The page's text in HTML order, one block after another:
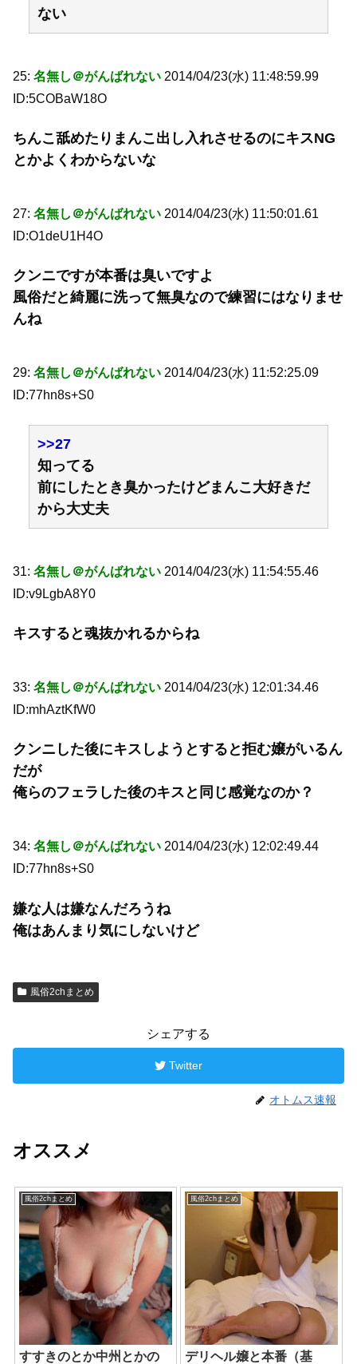
ない
25: 名無し＠がんばれない 2014/04/23(水) 11:48:59.99
ID:5COBaW18O
ちんこ舐めたりまんこ出し入れさせるのにキスNG
とかよくわからないな
27: 名無し＠がんばれない 2014/04/23(水) 11:50:01.61
ID:O1deU1H4O
クンニですが本番は臭いですよ
風俗だと綺麗に洗って無臭なので練習にはなりませ
んね
29: 名無し＠がんばれない 2014/04/23(水) 11:52:25.09
ID:77hn8s+S0
>>27
知ってる
前にしたとき臭かったけどまんこ大好きだ
から大丈夫
31: 名無し＠がんばれない 2014/04/23(水) 11:54:55.46
ID:v9LgbA8Y0
キスすると魂抜かれるからね
33: 名無し＠がんばれない 2014/04/23(水) 12:01:34.46
ID:mhAztKfW0
クンニした後にキスしようとすると拒む嬢がいるん
だが
俺らのフェラした後のキスと同じ感覚なのか？
34: 名無し＠がんばれない 2014/04/23(水) 12:02:49.44
ID:77hn8s+S0
嫌な人は嫌なんだろうね
俺はあんまり気にしないけど
風俗2chまとめ
シェアする
Twitter
オトムス速報
オススメ
風俗2chまとめ
すすきのとか中州とかの
風俗2chまとめ
デリヘル嬢と本番（基